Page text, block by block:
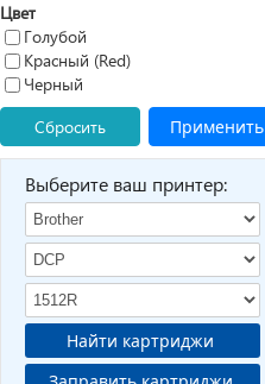
Цвет
Голубой
Красный (Red)
Черный
Сбросить
Применить
Выберите ваш принтер:
Найти картриджи